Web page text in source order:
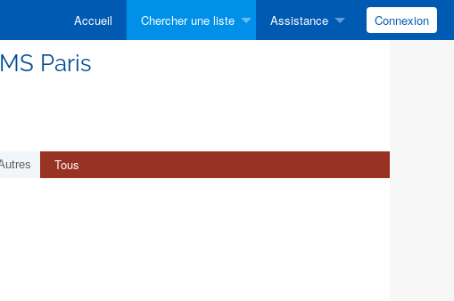
Accueil Chercher une liste Assistance Connexion
Paris
Tous